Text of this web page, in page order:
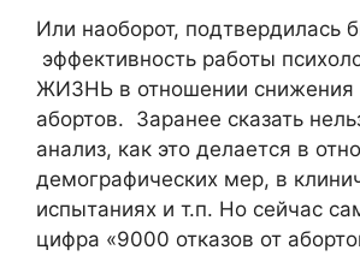
Или наоборот, подтвердилась
эффективность работы
ЖИЗНЬ в отношении снижения
абортов. Заранее сказать
анализ, как это делается в
демографических мер, в
испытаниях и т.п. Но сейчас
цифра «9000 отказов от